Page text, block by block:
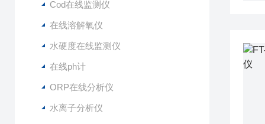
Cod在线监测仪
在线溶解氧仪
水硬度在线监测仪
在线ph计
ORP在线分析仪
水离子分析仪